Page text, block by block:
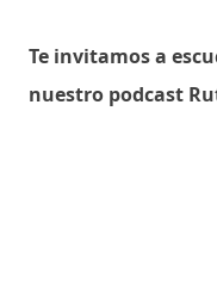
Te invitamos a
nuestro podcast